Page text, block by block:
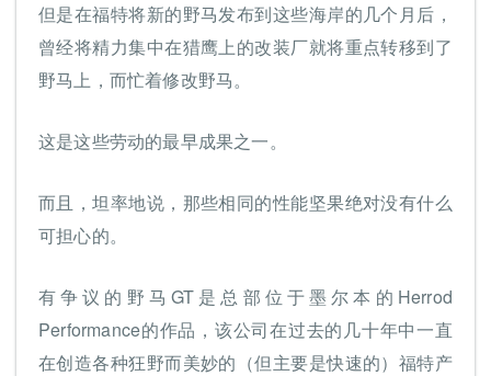
但是在福特将新的野马发布到这些海岸的几个月后，
曾经将精力集中在猎鹰上的改装厂就将重点转移到了
野马上，而忙着修改野马。
这是这些劳动的最早成果之一。
而且，坦率地说，那些相同的性能坚果绝对没有什么
可担心的。
有争议的野马GT是总部位于墨尔本的Herrod
Performance的作品，该公司在过去的几十年中一直
在创造各种狂野而美妙的（但主要是快速的）福特产